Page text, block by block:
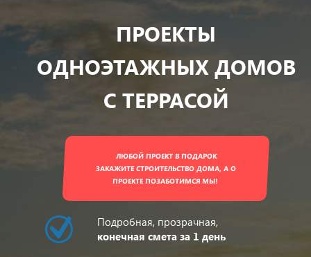
ПРОЕКТЫ
ОДНОЭТАЖНЫХ ДОМОВ
С ТЕРРАСОЙ
ЛЮБОЙ ПРОЕКТ В ПОДАРОК
ЗАКАЖИТЕ СТРОИТЕЛЬСТВО ДОМА, А О
ПРОЕКТЕ ПОЗАБОТИМСЯ МЫ!
Подробная, прозрачная,
конечная смета за 1 день